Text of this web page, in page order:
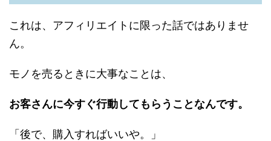
これは、アフィリエイトに限った話ではありませ
ん。
モノを売るときに大事なことは、
お客さんに今すぐ行動してもらうことなんです。
「後で、購入すればいいや。」